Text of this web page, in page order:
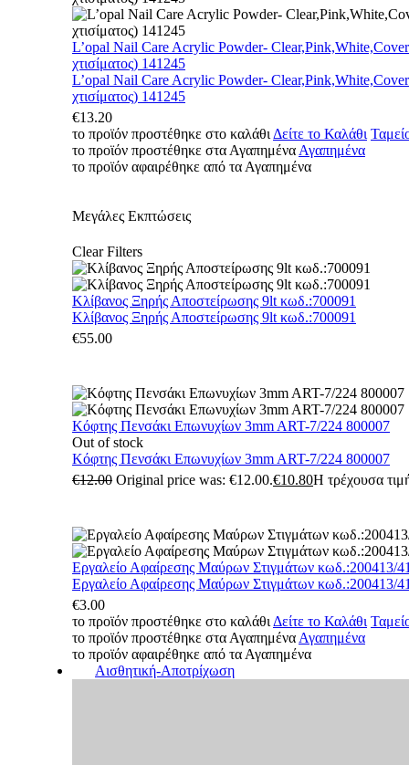
L’opal Nail Care Acrylic Powder-
χτισίματος) 141245
L’opal Nail Care Acrylic Powder-
χτισίματος) 141245
€13.20
το προϊόν προστέθηκε στο καλάθι Δείτε το Καλάθι
το προϊόν προστέθηκε στα Αγαπημένα Αγαπημένα
το προϊόν αφαιρέθηκε από τα Αγαπημένα
Μεγάλες Εκπτώσεις
Clear Filters
Κλίβανος Ξηρής Αποστείρωσης 9lt κωδ.:700091
Κλίβανος Ξηρής Αποστείρωσης 9lt κωδ.:700091
€55.00
Κόφτης Πενσάκι Επωνυχίων 3mm ART-7/224 800007
Out of stock
Κόφτης Πενσάκι Επωνυχίων 3mm ART-7/224 800007
€12.00 Original price was: €12.00.€10.80Η τρέχουσα
Εργαλείο Αφαίρεσης Μαύρων Στιγμάτων κωδ.:200413/
Εργαλείο Αφαίρεσης Μαύρων Στιγμάτων κωδ.:200413/
€3.00
το προϊόν προστέθηκε στο καλάθι Δείτε το Καλάθι
το προϊόν προστέθηκε στα Αγαπημένα Αγαπημένα
το προϊόν αφαιρέθηκε από τα Αγαπημένα
Αισθητική-Αποτρίχωση